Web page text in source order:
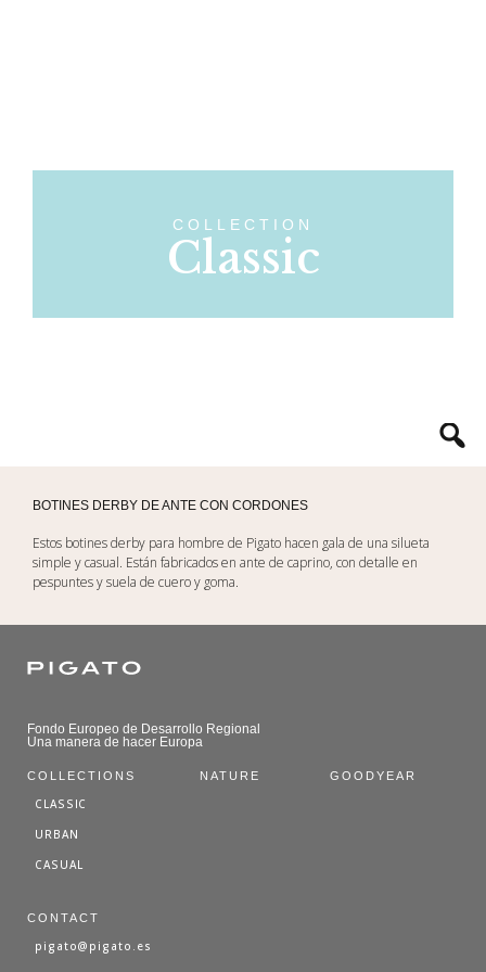
COLLECTION
Classic
BOTINES DERBY DE ANTE CON CORDONES
Estos botines derby para hombre de Pigato hacen gala de una silueta
simple y casual. Están fabricados en ante de caprino, con detalle en
pespuntes y suela de cuero y goma.
Fondo Europeo de Desarrollo Regional
Una manera de hacer Europa
COLLECTIONS
CLASSIC
URBAN
CASUAL
NATURE GOODYEAR
CONTACT
pigato@pigato.es